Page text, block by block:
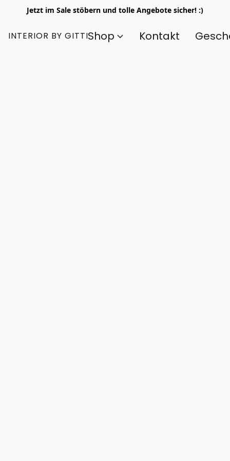
Jetzt im Sale stöbern und tolle Angebote sicher! :)
INTERIOR BY GITTIShop Kontakt